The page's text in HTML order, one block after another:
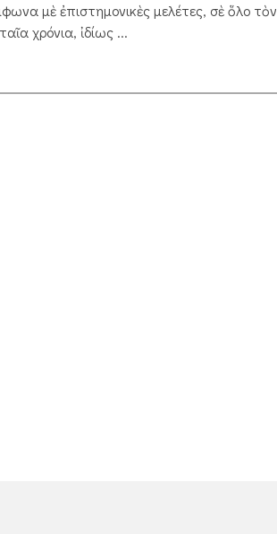
μὲ ἐπιστημονικὲς μελέτες, σὲ ὅλο τὸν
χρόνια, ἰδίως ...